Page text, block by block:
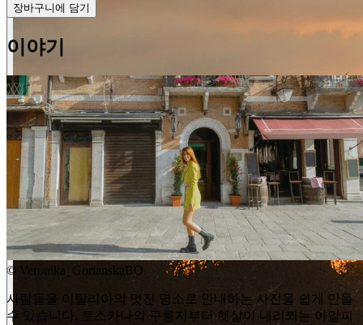
장바구니에 담기
이야기
© Veronika_GorianskaBO
사람들을 이탈리아의 멋진 명소로 안내하는 사진을 쉽게 만들
수 있습니다. 토스카나의 구릉지부터 햇살이 내리쬐는 아말피